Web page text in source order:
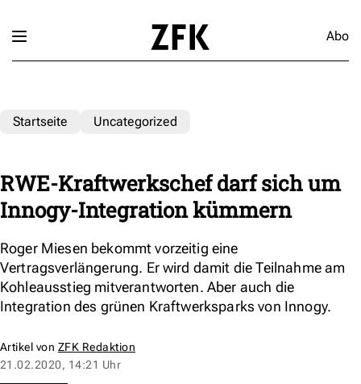
Abo
Startseite Uncategorized
RWE-Kraftwerkschef darf sich um
Innogy-Integration kümmern
Roger Miesen bekommt vorzeitig eine
Vertragsverlängerung. Er wird damit die Teilnahme am
Kohleausstieg mitverantworten. Aber auch die
Integration des grünen Kraftwerksparks von Innogy.
Artikel von ZFK Redaktion
21.02.2020, 14:21 Uhr